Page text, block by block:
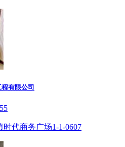
有限公司
代商务广场1-1-0607